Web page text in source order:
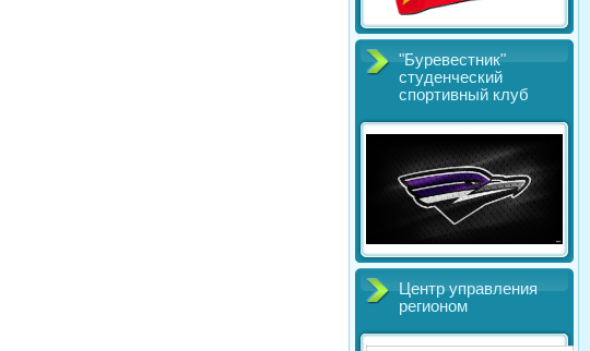
"Буревестник"
студенческий
спортивный клуб
Центр управления
регионом